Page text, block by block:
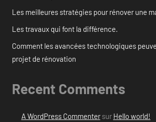
Les meilleures stratégies pour rénover une
Les travaux qui font la différence.
Comment les avancées technologiques
projet de rénovation
Recent Comments
A WordPress Commentersur Hello world!